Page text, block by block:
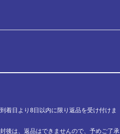
着日より8日以内に限り返品を受け付けま
後は、返品はできませんので、予めご了承